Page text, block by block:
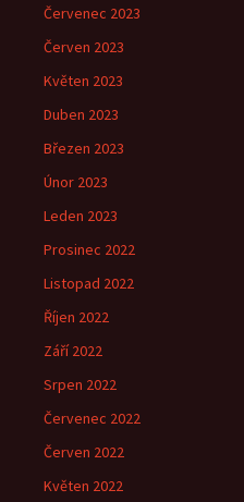
Červenec 2023
Červen 2023
Květen 2023
Duben 2023
Březen 2023
Únor 2023
Leden 2023
Prosinec 2022
Listopad 2022
Říjen 2022
Září 2022
Srpen 2022
Červenec 2022
Červen 2022
Květen 2022